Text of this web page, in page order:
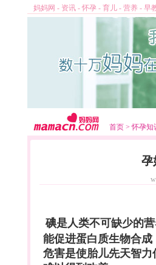
妈妈网 - 资讯 - 怀孕 - 育儿 - 营养 - 早
首页 >怀孕知
孕
碘是人类不可缺少的
能促进蛋白质生物合成
危害是使胎儿先天智